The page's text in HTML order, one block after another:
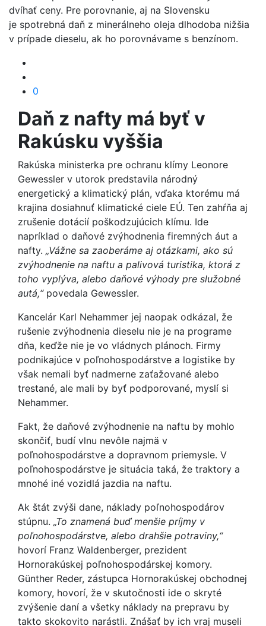
dvíhať ceny. Pre porovnanie, aj na Slovensku
je spotrebná daň z minerálneho oleja dlhodoba nižšia
v prípade dieselu, ak ho porovnávame s benzínom.
0
Daň z nafty má byť v
Rakúsku vyššia
Rakúska ministerka pre ochranu klímy Leonore
Gewessler v utorok predstavila národný
energetický a klimatický plán, vďaka ktorému má
krajina dosiahnuť klimatické ciele EÚ. Ten zahŕňa aj
zrušenie dotácií poškodzujúcich klímu. Ide
napríklad o daňové zvýhodnenia firemných áut a
nafty. „Vážne sa zaoberáme aj otázkami, ako sú
zvýhodnenie na naftu a palivová turistika, ktorá z
toho vyplýva, alebo daňové výhody pre služobné
autá,“povedala Gewessler.
Kancelár Karl Nehammer jej naopak odkázal, že
rušenie zvýhodnenia dieselu nie je na programe
dňa, keďže nie je vo vládnych plánoch. Firmy
podnikajúce v poľnohospodárstve a logistike by
však nemali byť nadmerne zaťažované alebo
trestané, ale mali by byť podporované, myslí si
Nehammer.
Fakt, že daňové zvýhodnenie na naftu by mohlo
skončiť, budí vlnu nevôle najmä v
poľnohospodárstve a dopravnom priemysle. V
poľnohospodárstve je situácia taká, že traktory a
mnohé iné vozidlá jazdia na naftu.
Ak štát zvýši dane, náklady poľnohospodárov
stúpnu. „To znamená buď menšie príjmy v
poľnohospodárstve, alebo drahšie potraviny,“
hovorí Franz Waldenberger, prezident
Hornorakúskej poľnohospodárskej komory.
Günther Reder, zástupca Hornorakúskej obchodnej
komory, hovorí, že v skutočnosti ide o skryté
zvýšenie daní a všetky náklady na prepravu by
takto skokovito narástli. Znášať by ich vraj museli